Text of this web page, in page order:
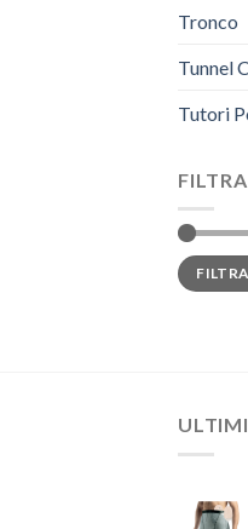
Tronco
Tunnel
Tutori
Prezzo
Min
Prezzo
MaxFILTRA
ULTIMI